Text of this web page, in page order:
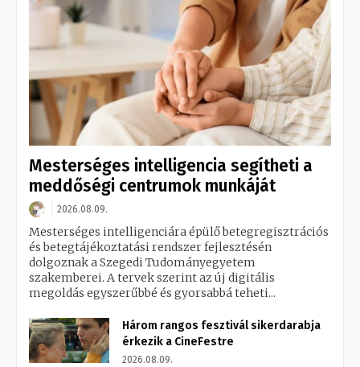
Mesterséges intelligencia segítheti a
meddőségi centrumok munkáját
2026.08.09.
Mesterséges intelligenciára épülő betegregisztrációs
és betegtájékoztatási rendszer fejlesztésén
dolgoznak a Szegedi Tudományegyetem
szakemberei. A tervek szerint az új digitális
megoldás egyszerűbbé és gyorsabbá teheti...
Három rangos fesztivál sikerdarabja
érkezik a CineFestre
2026.08.09.